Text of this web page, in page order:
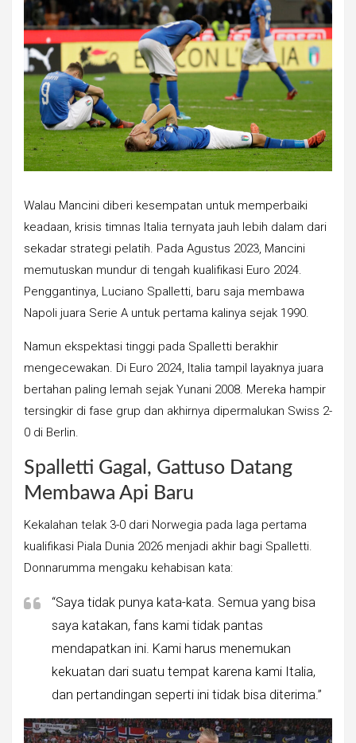
Walau Mancini diberi kesempatan untuk memperbaiki
keadaan, krisis timnas Italia ternyata jauh lebih dalam dari
sekadar strategi pelatih. Pada Agustus 2023, Mancini
memutuskan mundur di tengah kualifikasi Euro 2024.
Penggantinya, Luciano Spalletti, baru saja membawa
Napoli juara Serie A untuk pertama kalinya sejak 1990.
Namun ekspektasi tinggi pada Spalletti berakhir
mengecewakan. Di Euro 2024, Italia tampil layaknya juara
bertahan paling lemah sejak Yunani 2008. Mereka hampir
tersingkir di fase grup dan akhirnya dipermalukan Swiss 2-
0 di Berlin.
Spalletti Gagal, Gattuso Datang
Membawa Api Baru
Kekalahan telak 3-0 dari Norwegia pada laga pertama
kualifikasi Piala Dunia 2026 menjadi akhir bagi Spalletti.
Donnarumma mengaku kehabisan kata:
“Saya tidak punya kata-kata. Semua yang bisa
saya katakan, fans kami tidak pantas
mendapatkan ini. Kami harus menemukan
kekuatan dari suatu tempat karena kami Italia,
dan pertandingan seperti ini tidak bisa diterima.”